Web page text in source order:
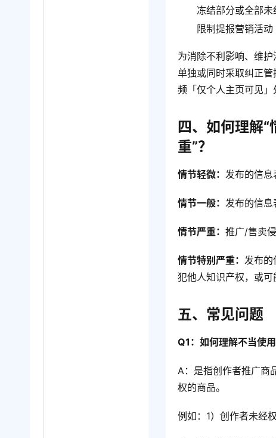
冻结部分或全部
限制提报营销活动
为消除不利影响、维
单独或同时采取纠正
频「仅个人主页可见」
四、 如何理解“
重”？
情节轻微：发布的信息
情节一般：发布的信息
情节严重：推广/售卖
情节特别严重：发布
犯他人知识产权，或可
五、 常见问题
Q1：如何理解不当使
A：是指创作者推广商
权的商品。
例如：1）创作者未经